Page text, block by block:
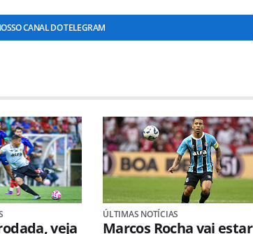
CANAL DO TELEGRAM
veja
ÚLTIMAS NOTÍCIAS
Marcos Rocha vai estar